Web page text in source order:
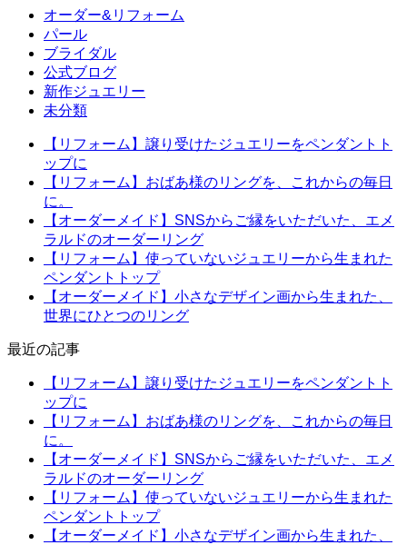
オーダー&リフォーム
パール
ブライダル
公式ブログ
新作ジュエリー
未分類
【リフォーム】譲り受けたジュエリーをペンダントト
ップに
【リフォーム】おばあ様のリングを、これからの毎日
に。
【オーダーメイド】SNSからご縁をいただいた、エメ
ラルドのオーダーリング
【リフォーム】使っていないジュエリーから生まれた
ペンダントトップ
【オーダーメイド】小さなデザイン画から生まれた、
世界にひとつのリング
最近の記事
【リフォーム】譲り受けたジュエリーをペンダントト
ップに
【リフォーム】おばあ様のリングを、これからの毎日
に。
【オーダーメイド】SNSからご縁をいただいた、エメ
ラルドのオーダーリング
【リフォーム】使っていないジュエリーから生まれた
ペンダントトップ
【オーダーメイド】小さなデザイン画から生まれた、